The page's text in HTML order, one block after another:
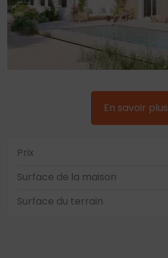
En savoir plus
Prix
Surface de la maison
Surface du terrain